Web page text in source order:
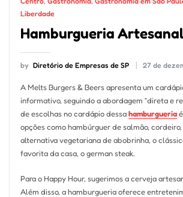
Liberdade
Hamburgueria Artesanal
by Diretório de Empresas de SP 27 de
A Melts Burgers & Beers apresenta um
informativo, seguindo a abordagem “direta e
de escolhas no cardápio dessahamburgueriaé
opções como hambúrguer de salmão,
alternativa vegetariana de abobrinha, o
favorita da casa, o german steak.
Para o Happy Hour, sugerimos a cerveja
Além disso, a hamburgueria oferece